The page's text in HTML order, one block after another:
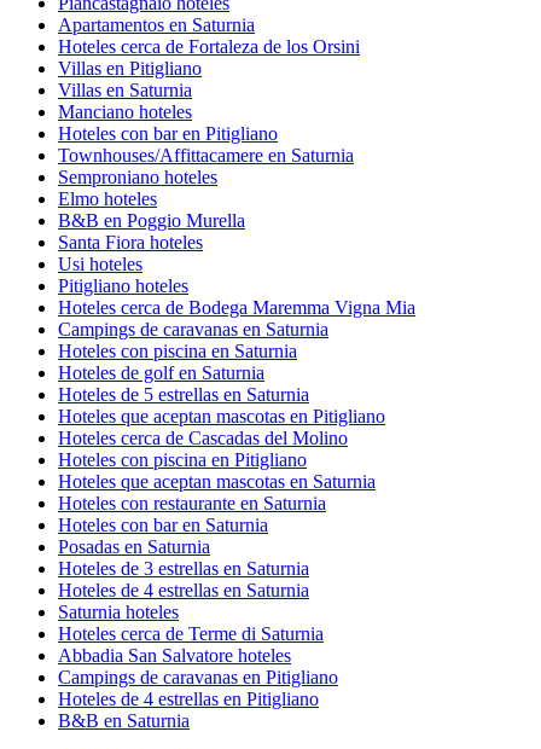
Apartamentos en Saturnia
Hoteles cerca de Fortaleza de los Orsini
Villas en Pitigliano
Villas en Saturnia
Manciano hoteles
Hoteles con bar en Pitigliano
Townhouses/Affittacamere en Saturnia
Semproniano hoteles
Elmo hoteles
B&B en Poggio Murella
Santa Fiora hoteles
Usi hoteles
Pitigliano hoteles
Hoteles cerca de Bodega Maremma Vigna Mia
Campings de caravanas en Saturnia
Hoteles con piscina en Saturnia
Hoteles de golf en Saturnia
Hoteles de 5 estrellas en Saturnia
Hoteles que aceptan mascotas en Pitigliano
Hoteles cerca de Cascadas del Molino
Hoteles con piscina en Pitigliano
Hoteles que aceptan mascotas en Saturnia
Hoteles con restaurante en Saturnia
Hoteles con bar en Saturnia
Posadas en Saturnia
Hoteles de 3 estrellas en Saturnia
Hoteles de 4 estrellas en Saturnia
Saturnia hoteles
Hoteles cerca de Terme di Saturnia
Abbadia San Salvatore hoteles
Campings de caravanas en Pitigliano
Hoteles de 4 estrellas en Pitigliano
B&B en Saturnia